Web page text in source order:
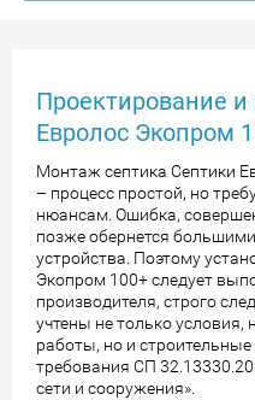
Проектирование
Евролос Экопром
Монтаж септика Септики
– процесс простой, но
нюансам. Ошибка,
позже обернется
устройства. Поэтому
Экопром 100+ следует
производителя, строго
учтены не только
работы, но и
требования СП
сети и сооружения».